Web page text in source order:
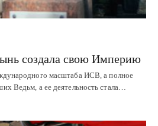
создала свою Империю
масштаба ИСВ, а полное
Ведьм, а ее деятельность стала…